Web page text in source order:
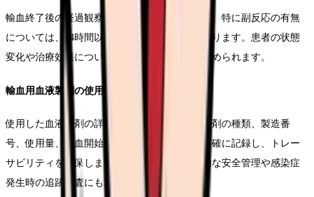
輸血終了後の経過観察と記録も重要な要素です。特に副反応の有無
については、24時間以内の観察記録が必要となります。患者の状態
変化や治療効果についても、継続的な記録が求められます。
輸血用血液製剤の使用記録
使用した血液製剤の詳細情報を記録します。製剤の種類、製造番
号、使用量、輸血開始時間、終了時間などを正確に記録し、トレー
サビリティを確保します。この記録は、将来的な安全管理や感染症
発生時の追跡調査にも活用されます。